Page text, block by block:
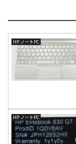
HP ノートPC
HP ノートPC